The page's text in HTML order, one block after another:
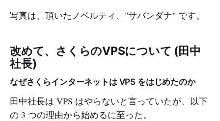
写真は、頂いたノベルティ、"サバンダナ" です。
改めて、さくらのVPSについて (田中
社長)
なぜさくらインターネットは VPS をはじめたのか
田中社長は VPS はやらないと言っていたが、以下
の 3 つの理由から始めるに至った。